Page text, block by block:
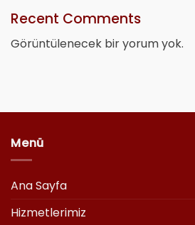
Recent Comments
Görüntülenecek bir yorum yok.
Menü
Ana Sayfa
Hizmetlerimiz